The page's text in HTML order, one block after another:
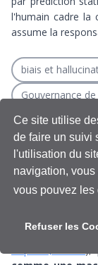
Ce site utilise
de faire un suivi
l'utilisation du
navigation,
vous pouvez les
Refuser les
l'humain cadre la
assume la
biais et
Gouvernance
management de
Contenu
Ce volet 4
action. après
comme une